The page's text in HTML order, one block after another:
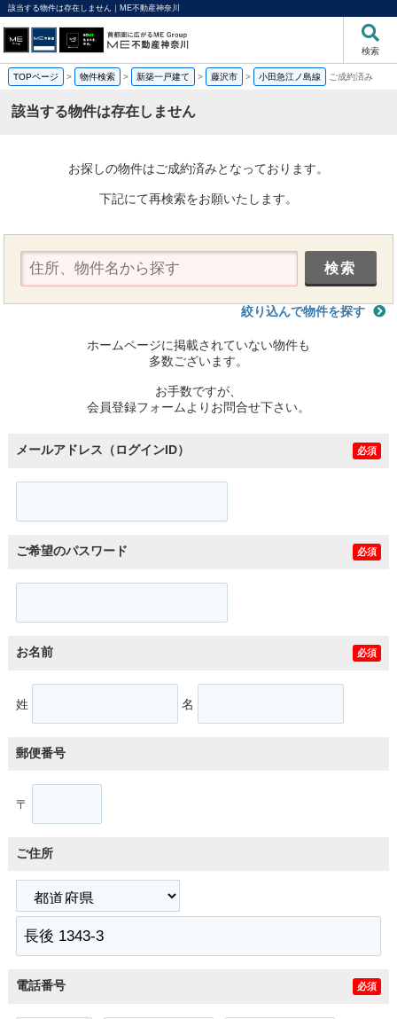
該当する物件は存在しません｜ME不動産神奈川
検索
TOPページ > 物件検索 > 新築一戸建て > 藤沢市 > 小田急江ノ島線 ご成約済み
該当する物件は存在しません
お探しの物件はご成約済みとなっております。
下記にて再検索をお願いたします。
絞り込んで物件を探す
ホームページに掲載されていない物件も
多数ございます。
お手数ですが、
会員登録フォームよりお問合せ下さい。
メールアドレス（ログインID） 必須
ご希望のパスワード 必須
お名前 必須
姓 名
郵便番号
〒
ご住所
電話番号 必須